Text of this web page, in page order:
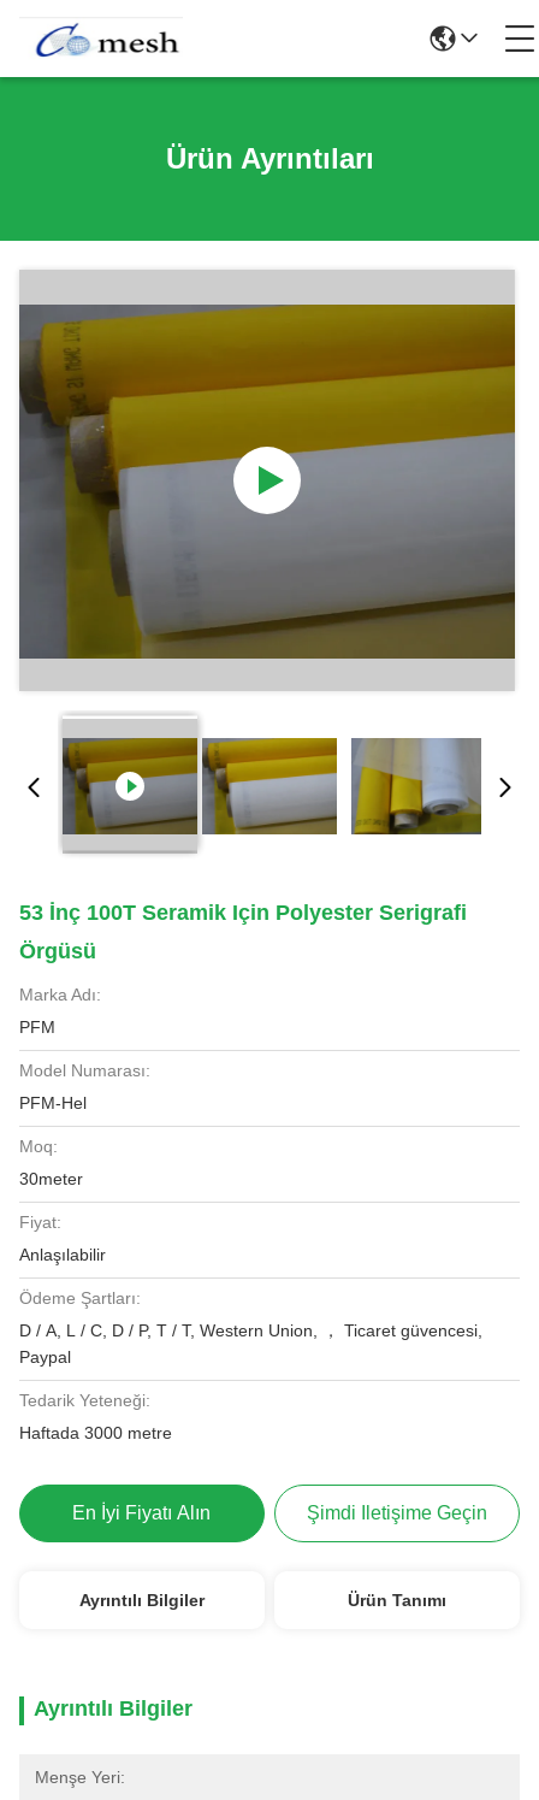
Ürün Ayrıntıları
53 İnç 100T Seramik Için Polyester Serigrafi
Örgüsü
Marka Adı:
PFM
Model Numarası:
PFM-Hel
Moq:
30meter
Fiyat:
Anlaşılabilir
Ödeme Şartları:
D / A, L / C, D / P, T / T, Western Union, ， Ticaret güvencesi,
Paypal
Tedarik Yeteneği:
Haftada 3000 metre
En İyi Fiyatı Alın Şimdi Iletişime Geçin
Ayrıntılı Bilgiler Ürün Tanımı
Ayrıntılı Bilgiler
Menşe Yeri: